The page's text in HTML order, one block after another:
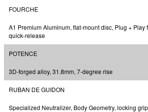
FOURCHE
A1 Premium Aluminum, flat-mount disc, Plug +
quick-release
POTENCE
3D-forged alloy, 31.8mm, 7-degree rise
RUBAN DE GUIDON
Specialized Neutralizer, Body Geometry, locking grip